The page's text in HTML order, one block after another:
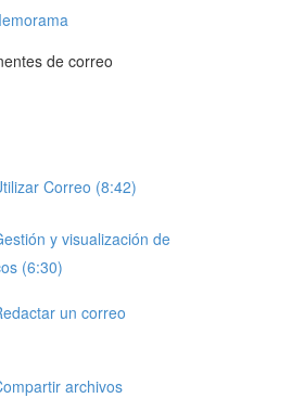
de correo
Correo (8:42)
y visualización de
(6:30)
un correo
archivos